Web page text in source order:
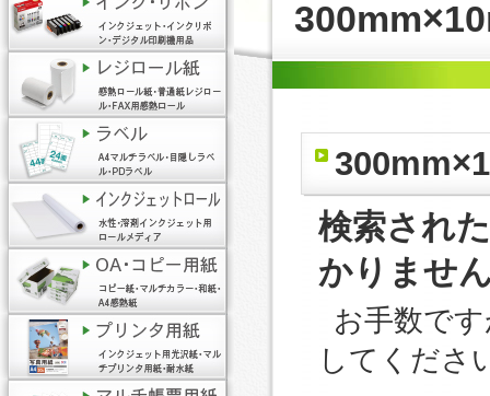
検索され
かりませ
お手数で
してくださ